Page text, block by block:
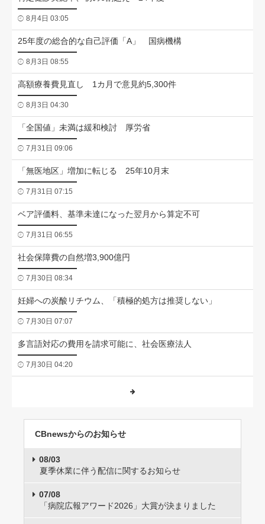
8月4日 03:05
25年度の総合的な自己評価「A」 国病機構
8月3日 08:55
高額療養費見直し 1カ月で意見約5,300件
8月3日 04:30
「全国値」未満は緩和検討 厚労省
7月31日 09:06
「無医地区」増加に転じる 25年10月末
7月31日 07:15
ベア評価料、基準未達になった翌月から算定不可
7月31日 06:55
社会保障費の自然増3,900億円
7月30日 08:34
妊婦への炭酸リチウム、「積極的処方は推奨しない」
7月30日 07:07
多言語対応の費用を請求可能に、社会医療法人
7月30日 04:20
CBnewsからのお知らせ
08/03
夏季休業に伴う配信に関するお知らせ
07/08
「病院広報アワード2026」大賞が決まりました